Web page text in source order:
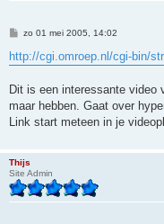
B
r
i
h
t
zo 01 mei 2005, 14:02
http://cgi.omroep.nl/cgi-bin/
Dit is een interessante video
maar hebben. Gaat over
Link start meteen in je
Thijs
Site Admin